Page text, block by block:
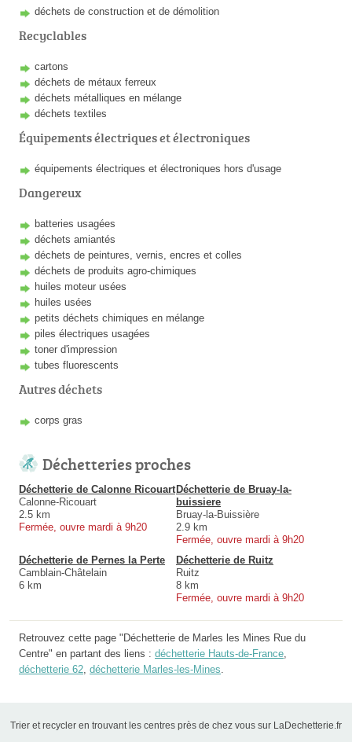
déchets de construction et de démolition
Recyclables
cartons
déchets de métaux ferreux
déchets métalliques en mélange
déchets textiles
Équipements électriques et électroniques
équipements électriques et électroniques hors d'usage
Dangereux
batteries usagées
déchets amiantés
déchets de peintures, vernis, encres et colles
déchets de produits agro-chimiques
huiles moteur usées
huiles usées
petits déchets chimiques en mélange
piles électriques usagées
toner d'impression
tubes fluorescents
Autres déchets
corps gras
Déchetteries proches
Déchetterie de Calonne Ricouart
Calonne-Ricouart
2.5 km
Fermée, ouvre mardi à 9h20
Déchetterie de Bruay-la-
buissiere
Bruay-la-Buissière
2.9 km
Fermée, ouvre mardi à 9h20
Déchetterie de Pernes la Perte
Camblain-Châtelain
6 km
Déchetterie de Ruitz
Ruitz
8 km
Fermée, ouvre mardi à 9h20
Retrouvez cette page "Déchetterie de Marles les Mines Rue du
Centre" en partant des liens : déchetterie Hauts-de-France
déchetterie 62 déchetterie Marles-les-Mines
Trier et recycler en trouvant les centres près de chez vous sur LaDechetterie.fr